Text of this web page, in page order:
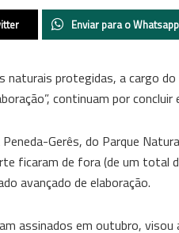
Enviar para o Whatsapp
naturais protegidas, a cargo
continuam por concluir
Gerês, do Parque
ficaram de fora (de um total
avançado de elaboração.
assinados em outubro, visou